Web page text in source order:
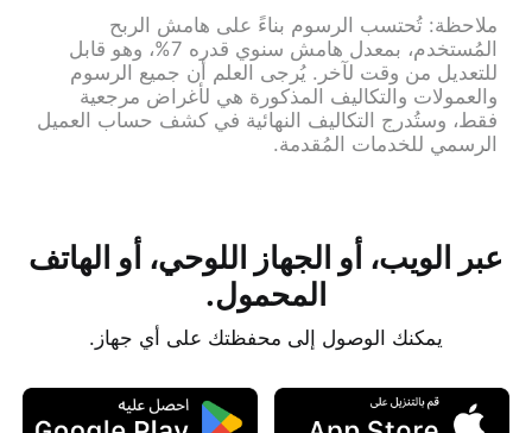
ملاحظة: تُحتسب الرسوم بناءً على هامش الربح
المُستخدم، بمعدل هامش سنوي قدره 7%، وهو قابل
للتعديل من وقت لآخر. يُرجى العلم أن جميع الرسوم
والعمولات والتكاليف المذكورة هي لأغراض مرجعية
فقط، وستُدرج التكاليف النهائية في كشف حساب العميل
الرسمي للخدمات المُقدمة.
عبر الويب، أو الجهاز اللوحي، أو الهاتف
المحمول.
يمكنك الوصول إلى محفظتك على أي جهاز.